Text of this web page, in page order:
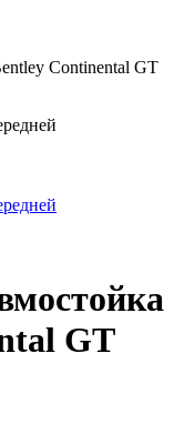
Continental GT
GT